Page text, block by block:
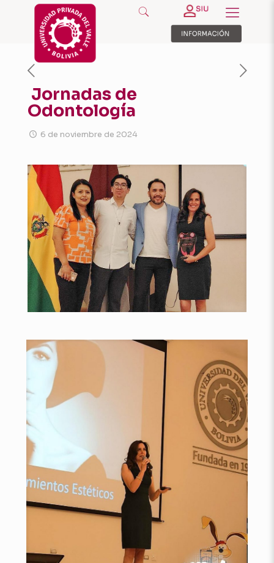
Jornadas de
Odontología
6 de noviembre de 2024